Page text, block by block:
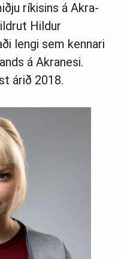
rík­is­ins á Akra­
Hildur
lengi sem kennari
á Akranesi.
árið 2018.